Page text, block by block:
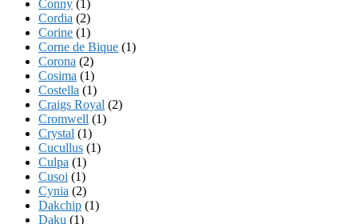
Conny (1)
Cordia (2)
Corine (1)
Corne de Bique (1)
Corona (2)
Cosima (1)
Costella (1)
Craigs Royal (2)
Cromwell (1)
Crystal (1)
Cucullus (1)
Culpa (1)
Cusoi (1)
Cynia (2)
Dakchip (1)
Daku (1)